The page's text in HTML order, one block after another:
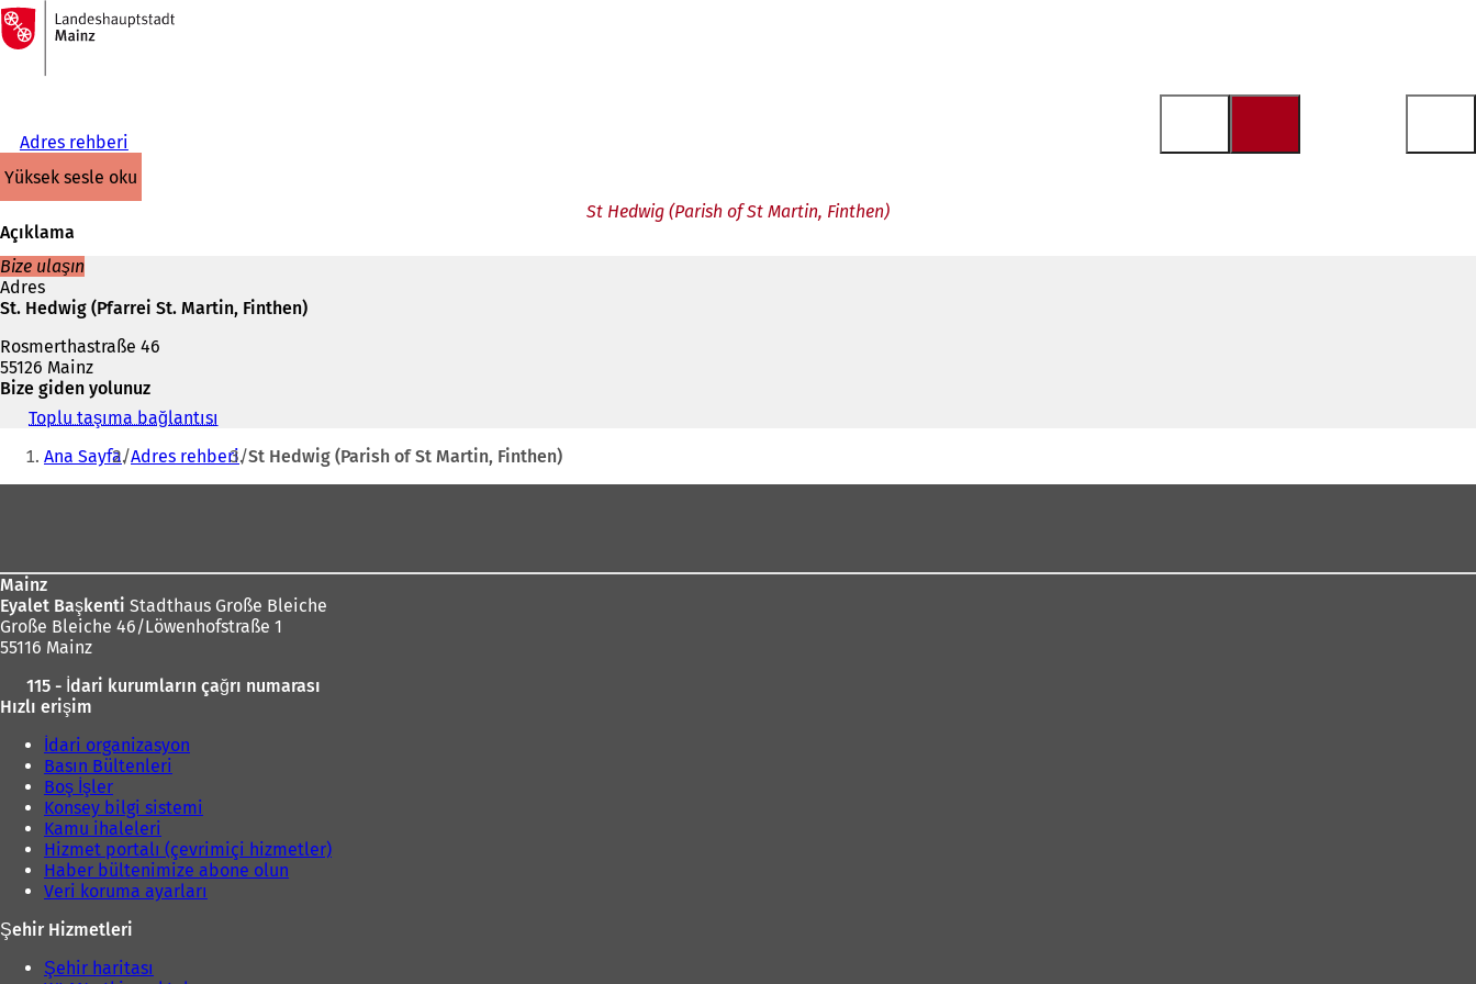
İçeriğe atla
Ana
sayfaya
Adres rehberi
yüksek sesle oku
St Hedwig (Parish of St Martin, Finthen)
Açıklama
Bize ulaşın
Adres
St. Hedwig (Pfarrei St. Martin, Finthen)
Rosmerthastraße 46
55126 Mainz
Bize giden yolunuz
Toplu taşıma bağlantısı
e
n
e
k
d
)
Buradasınız:
Ana Sayfa Adres rehberi St Hedwig (Parish of St Martin, Finthen)
Mainz
Eyalet Başkenti Stadthaus Große Bleiche
Große Bleiche 46/Löwenhofstraße 1
55116 Mainz
115 - İdari kurumların çağrı numarası
Hızlı erişim
İdari organizasyon
Basın Bültenleri
Boş İşler
Konsey bilgi sistemi
Kamu ihaleleri
Hizmet portalı (çevrimiçi hizmetler)
Haber bültenimize abone olun
Veri koruma ayarları
Şehir Hizmetleri
Şehir haritası